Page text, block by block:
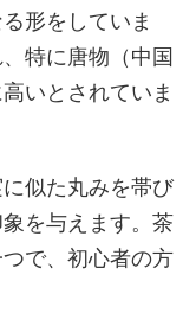
形をしていま
特に唐物（中国
いとされていま
似た丸みを帯び
を与えます。茶
で、初心者の方